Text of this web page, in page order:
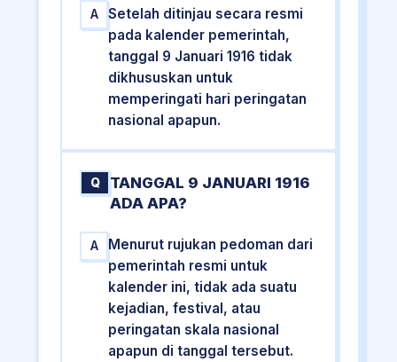
A
Setelah ditinjau secara resmi
pada kalender pemerintah,
tanggal 9 Januari 1916 tidak
dikhususkan untuk
memperingati hari peringatan
nasional apapun.
Q
TANGGAL 9 JANUARI 1916
ADA APA?
A
Menurut rujukan pedoman dari
pemerintah resmi untuk
kalender ini, tidak ada suatu
kejadian, festival, atau
peringatan skala nasional
apapun di tanggal tersebut.